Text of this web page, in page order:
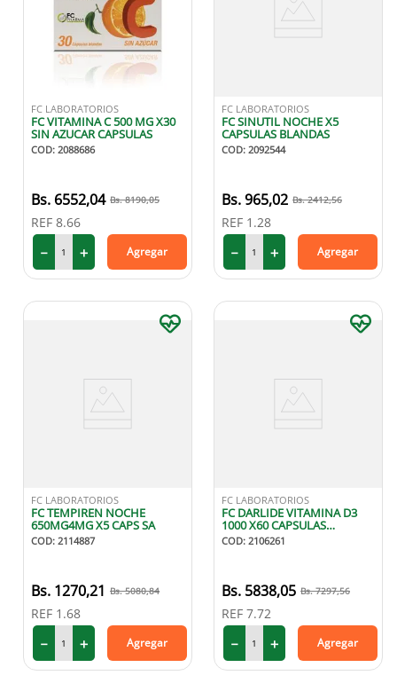
FC LABORATORIOS
FC VITAMINA C 500 MG X30
SIN AZUCAR CAPSULAS
COD: 2088686
6552,04 8190,05
REF 8.66
＋
－ Agregar
FC LABORATORIOS
FC SINUTIL NOCHE X5
CAPSULAS BLANDAS
COD: 2092544
965,02 2412,56
REF 1.28
＋
－ Agregar
FC LABORATORIOS
FC TEMPIREN NOCHE
650MG4MG X5 CAPS SA
COD: 2114887
1270,21 5080,84
REF 1.68
＋
－ Agregar
FC LABORATORIOS
FC DARLIDE VITAMINA D3
1000 X60 CAPSULAS
BLANDAS
COD: 2106261
5838,05 7297,56
REF 7.72
＋
－ Agregar